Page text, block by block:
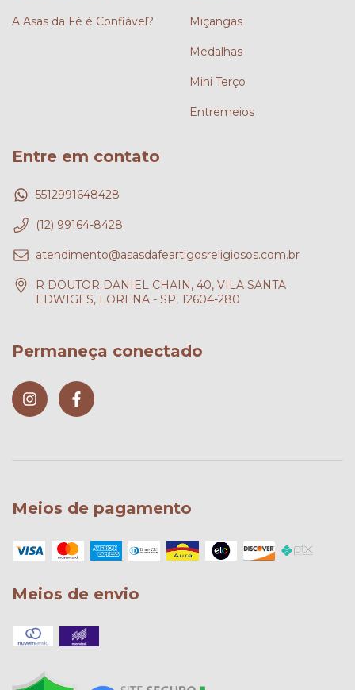
A Asas da Fé é Confiável? Miçangas
Medalhas
Mini Terço
Entremeios
Entre em contato
5512991648428
(12) 99164-8428
atendimento@asasdafeartigosreligiosos.com.br
R DOUTOR DANIEL CHAIN, 40, VILA SANTA
EDWIGES, LORENA - SP, 12604-280
Permaneça conectado
Meios de pagamento
Meios de envio